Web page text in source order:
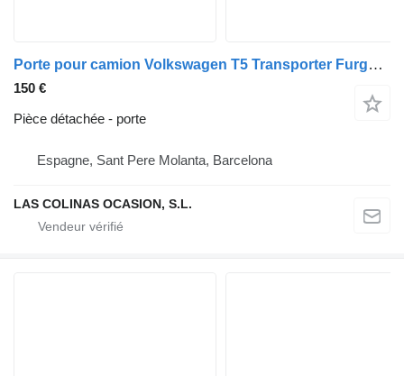
Porte pour camion Volkswagen T5 Transporter Furgón/Combi (7H)(04.2003->)
150 €
Pièce détachée - porte
Espagne, Sant Pere Molanta, Barcelona
LAS COLINAS OCASION, S.L.